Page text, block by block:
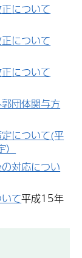
について
について
について
団体関与方
について(平
対応につい
て平成15年